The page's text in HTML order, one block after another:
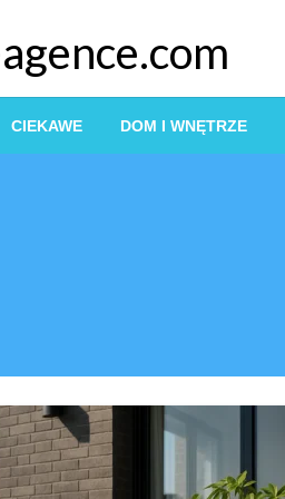
CIEKAWE DOM I WNĘTRZE